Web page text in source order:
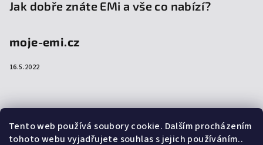
Tento web používá soubory cookie. Dalším procházením
tohoto webu vyjadřujete souhlas s jejich používáním..
Jak dobře znáte EMi a vše co nabízí?
moje-emi.cz
16.5.2022
Přijímáme online platby